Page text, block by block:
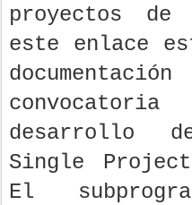
proyectos
este enlace
desarrollo
Single Project
El